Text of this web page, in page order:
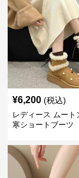
¥6,200 (税込)
レディース ムート
寒ショートブーツ